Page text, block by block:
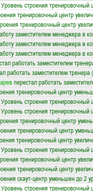
Уровень строения тренировочный
тренировочный центр
тренировочный центр
заместителем менеджера в
заместителем менеджера в
заместителем менеджера в
работать заместителем
работать заместителем
перестал работать
тренировочный центр
Уровень строения тренировочный
Уровень строения тренировочный
тренировочный центр
тренировочный центр
тренировочный центр
Уровень строения тренировочный
тренировочный центр
тренировочный центр
скаут-центр уменьшен до 2
Уровень строения тренировочный